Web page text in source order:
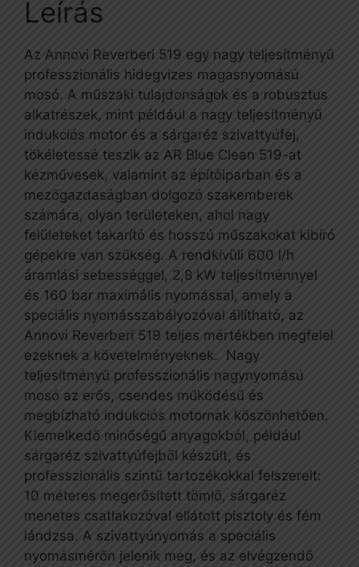
Leírás
Az Annovi Reverberi 519 egy nagy teljesítményű
professzionális hidegvizes magasnyomású
mosó. A műszaki tulajdonságok és a robusztus
alkatrészek, mint például a nagy teljesítményű
indukciós motor és a sárgaréz szivattyúfej,
tökéletessé teszik az AR Blue Clean 519-at
kézművesek, valamint az építőiparban és a
mezőgazdaságban dolgozó szakemberek
számára, olyan területeken, ahol nagy
felületeket takarító és hosszú műszakokat kibíró
gépekre van szükség. A rendkívüli 600 l/h
áramlási sebességgel, 2,8 kW teljesítménnyel
és 160 bar maximális nyomással, amely a
speciális nyomásszabályozóval állítható, az
Annovi Reverberi 519 teljes mértékben megfelel
ezeknek a követelményeknek. Nagy
teljesítményű professzionális nagynyomású
mosó az erős, csendes működésű és
megbízható indukciós motornak köszönhetően.
Kiemelkedő minőségű anyagokból, például
sárgaréz szivattyúfejből készült, és
professzionális szintű tartozékokkal felszerelt:
10 méteres megerősített tömlő, sárgaréz
menetes csatlakozóval ellátott pisztoly és fém
lándzsa. A szivattyúnyomás a speciális
nyomásmérőn jelenik meg, és az elvégzendő